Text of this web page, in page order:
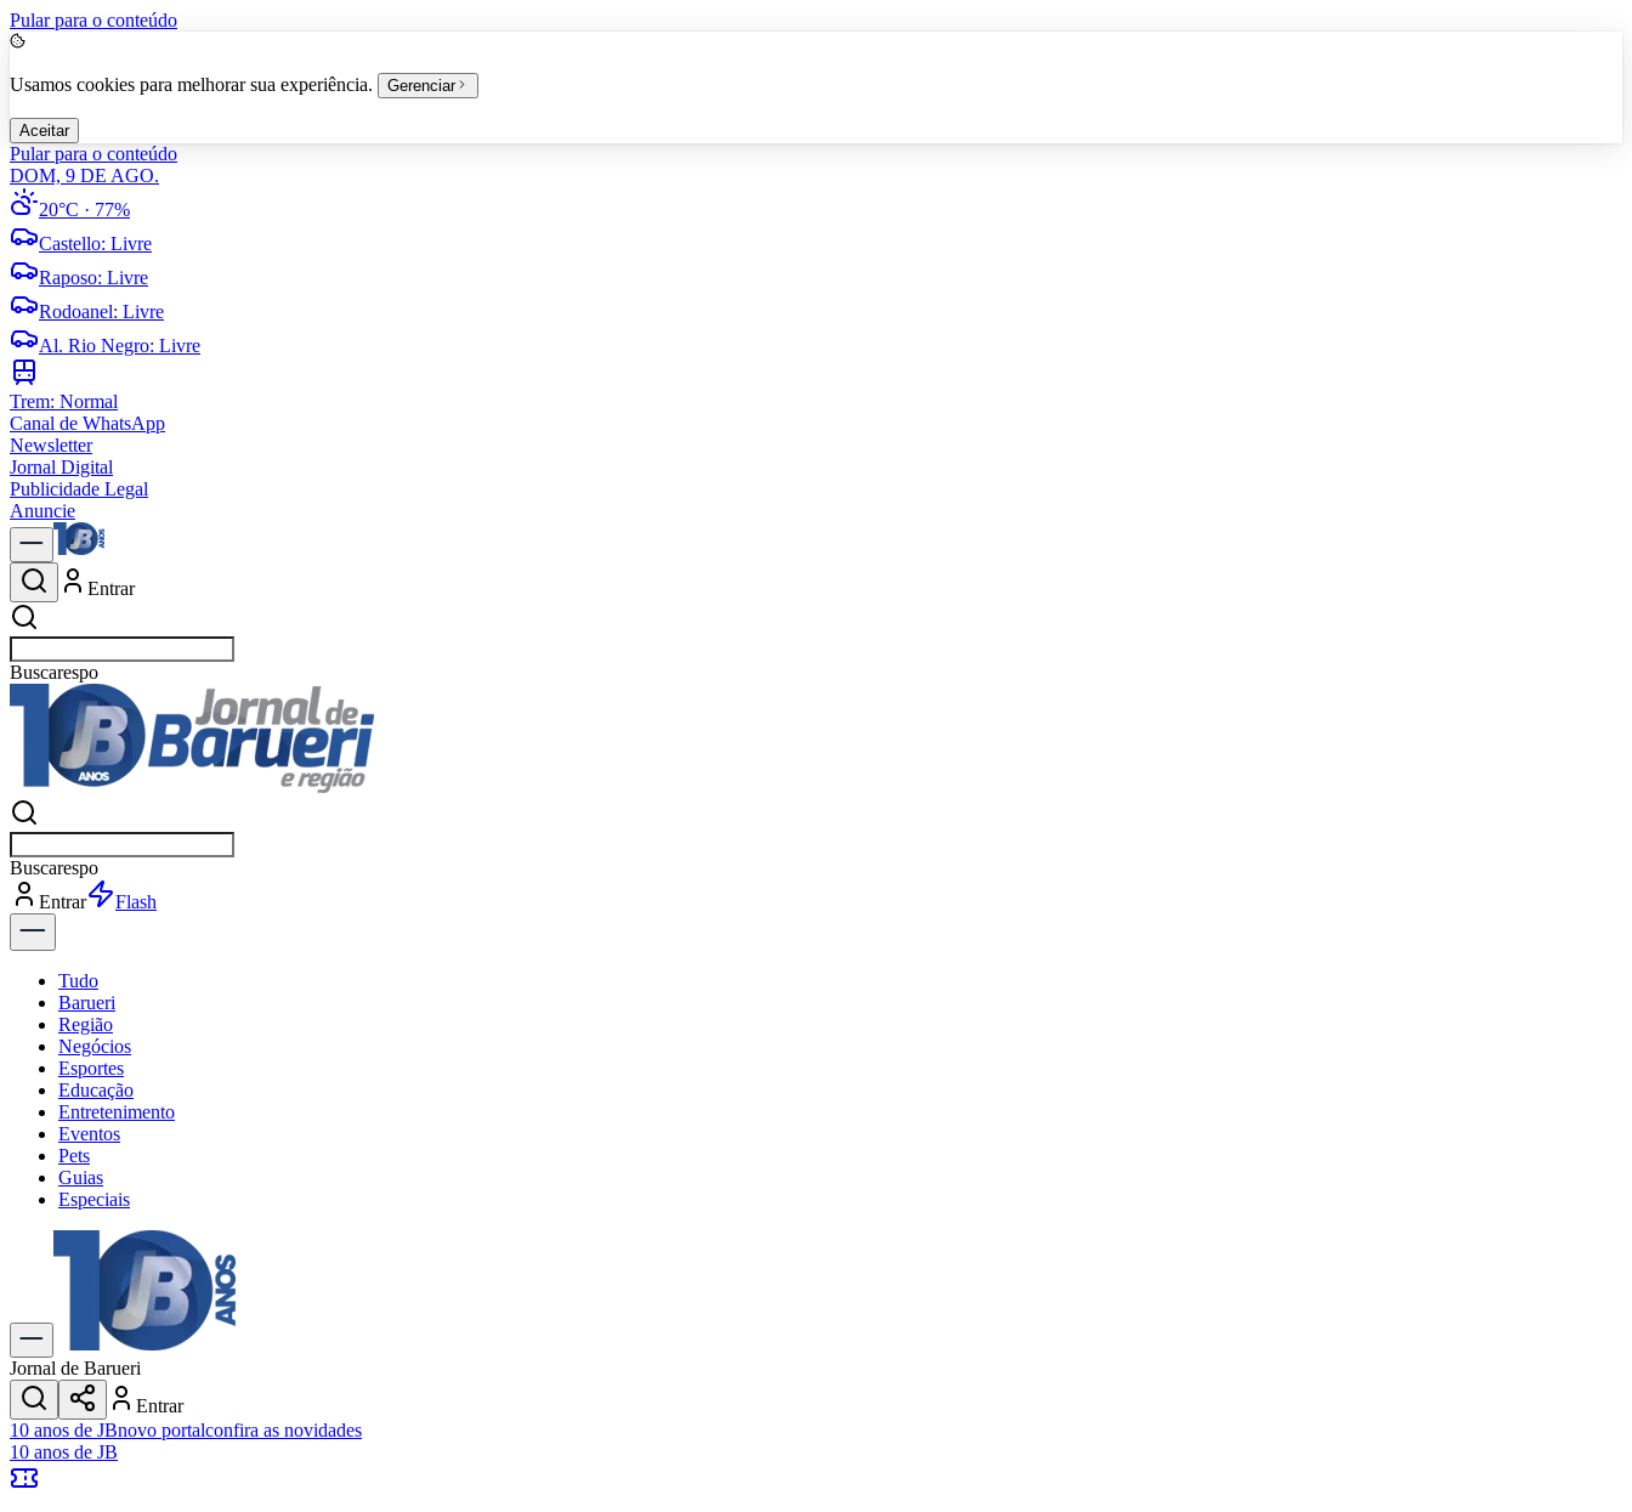
Pular para o conteúdo
Usamos cookies para melhorar sua experiência. Gerenciar
Aceitar
Pular para o conteúdo
DOM, 9 DE AGO.
20°C · 77%
Castello: Livre
Raposo: Livre
Rodoanel: Livre
Al. Rio Negro: Livre
Trem: Normal
Canal de WhatsApp
Newsletter
Jornal Digital
Publicidade Legal
Anuncie
Entrar
Buscaresportes
Buscaresportes
Entrar
Flash
Tudo
Barueri
Região
Negócios
Esportes
Educação
Entretenimento
Eventos
Pets
Guias
Especiais
Explore Tudo
Últimas Notícias
Previsão do Tempo
Trânsito e Rotas
Dia a Dia & Lazer
Transportes
Gastronomia
Cinema & Shows
JogosNovo
Jornal de Barueri
Entrar
10 anos de JBnovo portalconfira as novidades
10 anos de JB